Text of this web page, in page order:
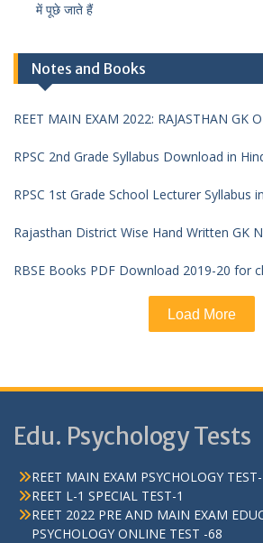
में पूछे जाते हैं
Notes and Books
REET MAIN EXAM 2022: RAJASTHAN GK
RPSC 2nd Grade Syllabus
RPSC 1st Grade School Lecturer Syllabus
Rajasthan District Wise Hand Written GK
RBSE Books PDF Download 2019-20 for
Load More
Edu. Psychology Tests
REET MAIN EXAM PSYCHOLOGY TEST-
REET L-1 SPECIAL TEST-1
REET 2022 PRE AND MAIN EXAM
PSYCHOLOGY ONLINE TEST -68